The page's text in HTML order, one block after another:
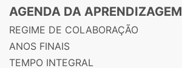
AGENDA DA APRENDIZAGEM
REGIME DE COLABORAÇÃO
ANOS FINAIS
TEMPO INTEGRAL